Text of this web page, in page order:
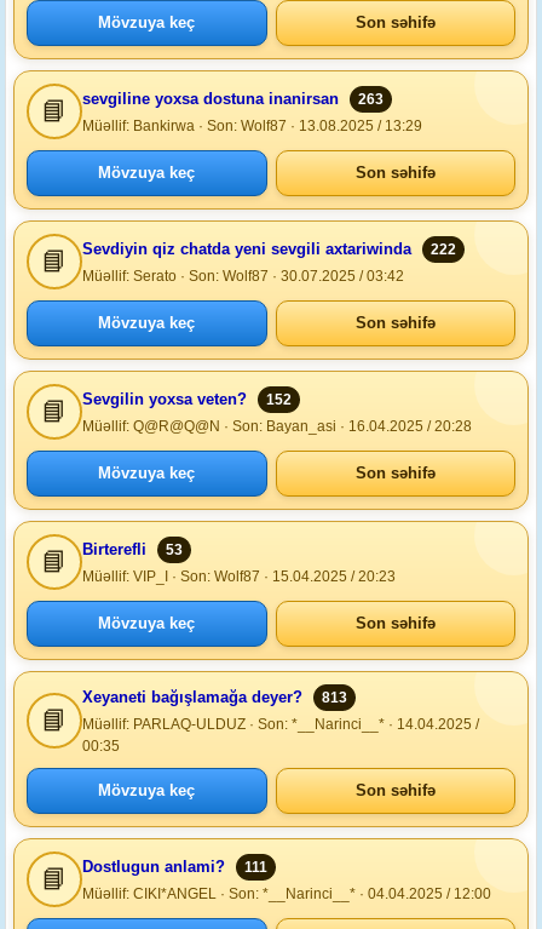
Mövzuya keç Son səhifə
📘 sevgiline yoxsa dostuna inanirsan
263
Müəllif: Bankirwa · Son: Wolf87 · 13.08.2025 / 13:29
Mövzuya keç Son səhifə
📘 Sevdiyin qiz chatda yeni sevgili axtariwinda
222
Müəllif: Serato · Son: Wolf87 · 30.07.2025 / 03:42
Mövzuya keç Son səhifə
📘 Sevgilin yoxsa veten?
152
Müəllif: Q@R@Q@N · Son: Bayan_asi · 16.04.2025 / 20:28
Mövzuya keç Son səhifə
📘 Birterefli
53
Müəllif: VIP_I · Son: Wolf87 · 15.04.2025 / 20:23
Mövzuya keç Son səhifə
📘
Xeyaneti bağışlamağa deyer?
813
Müəllif: PARLAQ-ULDUZ · Son: *__Narinci__* · 14.04.2025 /
00:35
Mövzuya keç Son səhifə
📘 Dostlugun anlami?
111
Müəllif: CIKI*ANGEL · Son: *__Narinci__* · 04.04.2025 / 12:00